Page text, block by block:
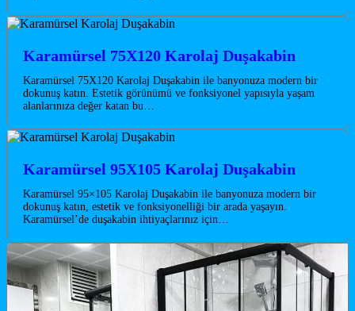
Karamürsel 75X120 Karolaj Duşakabin
Karamürsel 75X120 Karolaj Duşakabin ile banyonuza modern bir
dokunuş katın. Estetik görünümü ve fonksiyonel yapısıyla yaşam
alanlarınıza değer katan bu…
Karamürsel 95X105 Karolaj Duşakabin
Karamürsel 95×105 Karolaj Duşakabin ile banyonuza modern bir
dokunuş katın, estetik ve fonksiyonelliği bir arada yaşayın.
Karamürsel’de duşakabin ihtiyaçlarınız için…